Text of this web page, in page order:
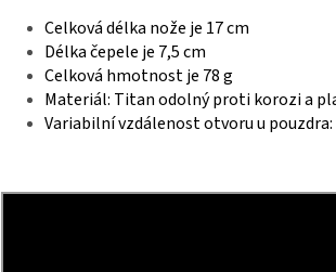
Celková délka nože je 17 cm
Délka čepele je 7,5 cm
Celková hmotnost je 78 g
Materiál: Titan odolný proti korozi a
Variabilní vzdálenost otvoru u pouzdra: